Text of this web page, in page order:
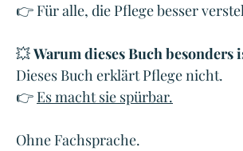
👉 Für alle, die Pflege besser
💥 Warum dieses Buch besonders
Dieses Buch erklärt Pflege nicht.
👉 Es macht sie spürbar.
Ohne Fachsprache.